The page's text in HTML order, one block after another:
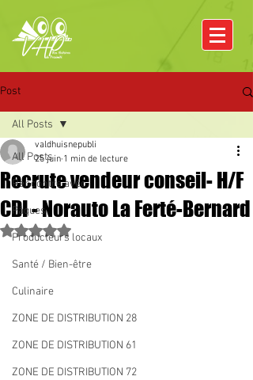
Post
All Posts
Rencontre avec
Pâques
Producteurs locaux
Santé / Bien-être
Culinaire
ZONE DE DISTRIBUTION 28
ZONE DE DISTRIBUTION 61
ZONE DE DISTRIBUTION 72
All Posts
Recrute vendeur conseil- H/F
CDI - Norauto La Ferté-Bernard
valdhuisnepubli
25 juin 1 min de lecture
Noté NaN étoiles sur 5.